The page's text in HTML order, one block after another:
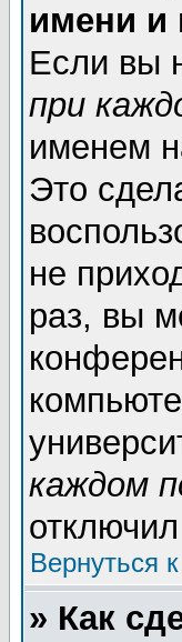
имени и
Если вы
при
именем
Это
не
раз, вы
каждом
Вернуться
» Как